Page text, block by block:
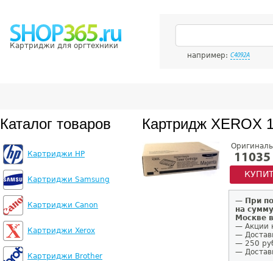
Картриджи для оргтехники
например: C4092A
Каталог товаров
Картриджи HP
Картриджи Samsung
Картриджи Canon
Картриджи Xerox
Картриджи Brother
Картридж XEROX
11035
— При
на
Москве
— Акции
—
— 250
—